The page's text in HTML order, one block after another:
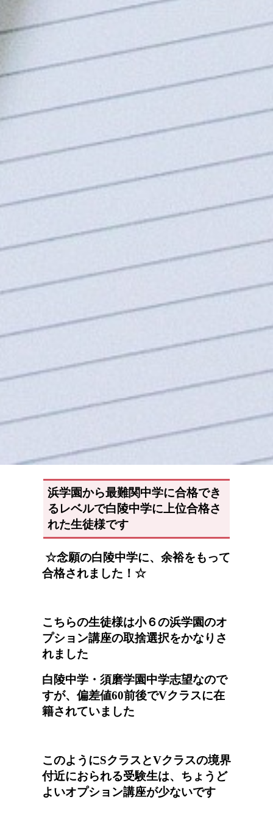
浜学園から最難関中学に合格でき
るレベルで白陵中学に上位合格さ
れた生徒様です
☆念願の白陵中学に、余裕をもって
合格されました！ ☆
こちらの生徒様は小６の浜学園のオ
プション講座の取捨選択をかなりさ
れました
白陵中学・須磨学園中学志望なので
すが、偏差値60前後でVクラスに在
籍されていました
このようにSクラスとVクラスの境界
付近におられる受験生は、ちょうど
よいオプション講座が少ないです